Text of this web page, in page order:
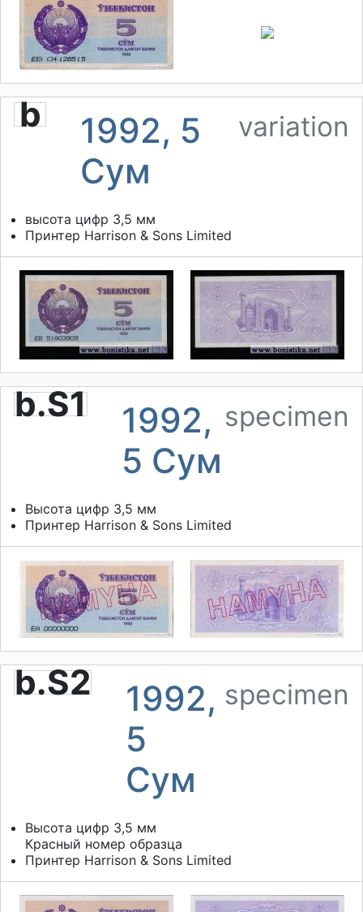
b
1992, 5
Сум
variation
высота цифр 3,5 мм
Принтер Harrison & Sons Limited
b.S1
1992,
5 Сум
specimen
Высота цифр 3,5 мм
Принтер Harrison & Sons Limited
b.S2
1992,
5
Сум
specimen
Высота цифр 3,5 мм
Красный номер образца
Принтер Harrison & Sons Limited